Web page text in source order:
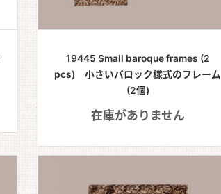
19445 Small baroque frames (2
pcs) 小さいバロック様式のフレーム
(2個)
在庫がありません